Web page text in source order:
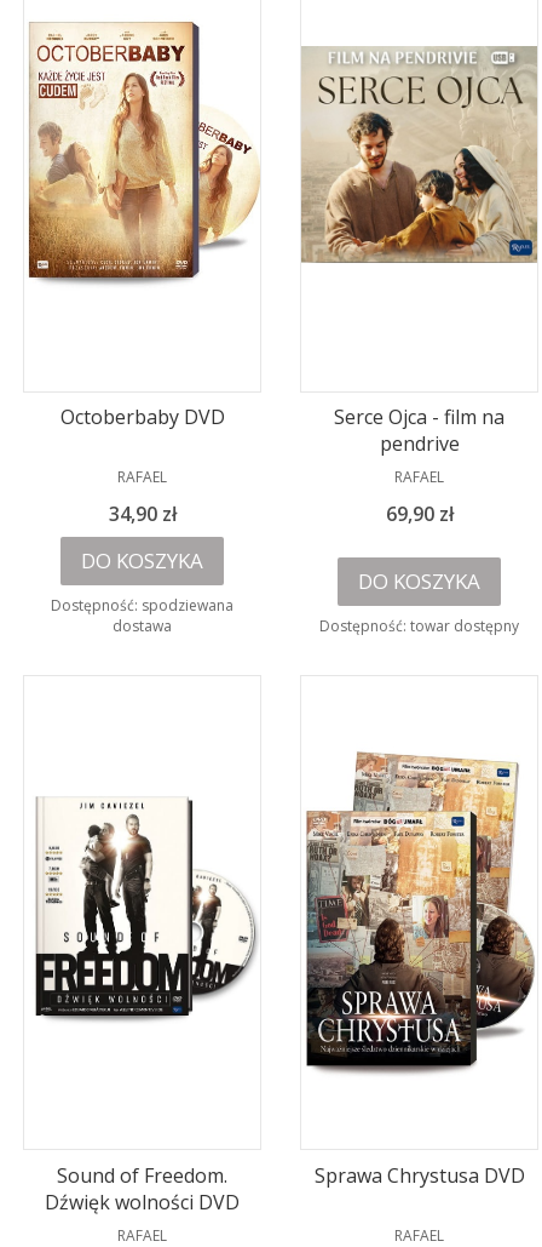
Octoberbaby DVD
PRODUCENT
RAFAEL
Cena
34,90 zł
DO KOSZYKA
Dostępność: spodziewana
dostawa
Serce Ojca - film na
pendrive
PRODUCENT
RAFAEL
Cena
69,90 zł
DO KOSZYKA
Dostępność: towar dostępny
Sound of Freedom.
Dźwięk wolności DVD
PRODUCENT
RAFAEL
Sprawa Chrystusa DVD
PRODUCENT
RAFAEL